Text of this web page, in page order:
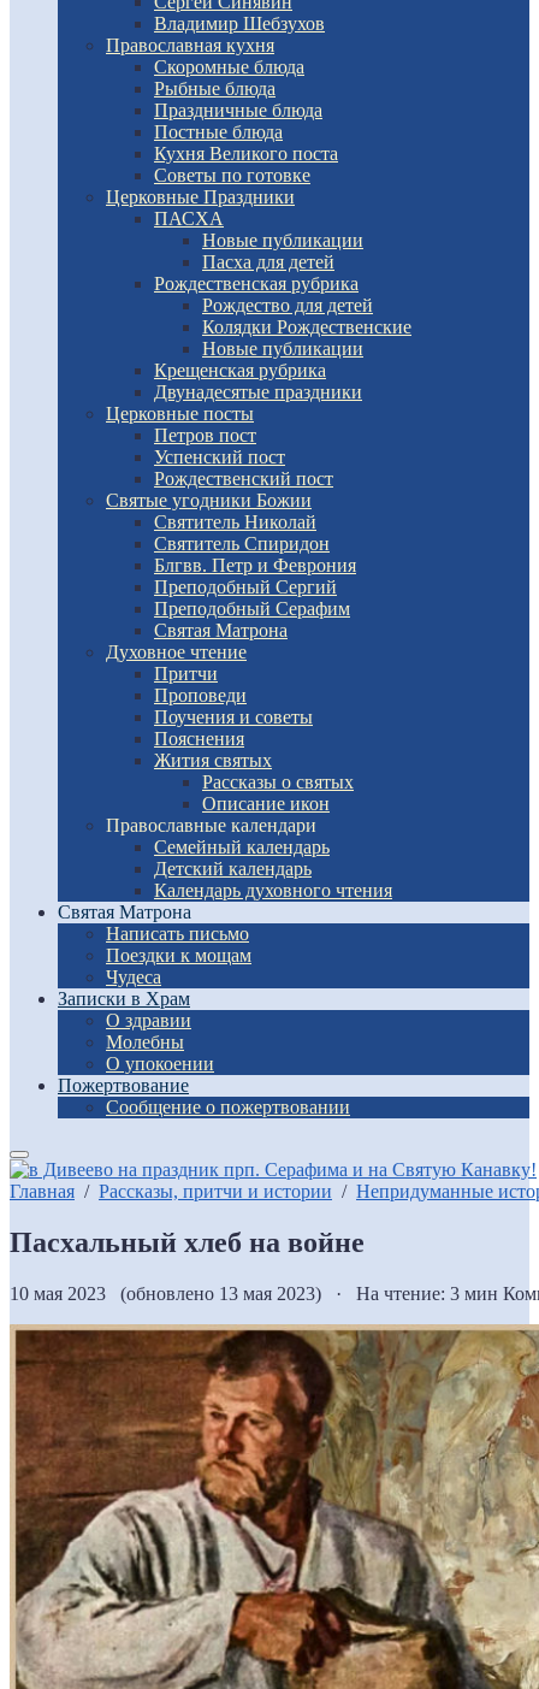
Владимир Шебзухов
Православная кухня
Скоромные блюда
Рыбные блюда
Праздничные блюда
Постные блюда
Кухня Великого поста
Советы по готовке
Церковные Праздники
ПАСХА
Новые публикации
Пасха для детей
Рождественская рубрика
Рождество для детей
Колядки Рождественские
Новые публикации
Крещенская рубрика
Двунадесятые праздники
Церковные посты
Петров пост
Успенский пост
Рождественский пост
Святые угодники Божии
Святитель Николай
Святитель Спиридон
Блгвв. Петр и Феврония
Преподобный Сергий
Преподобный Серафим
Святая Матрона
Духовное чтение
Притчи
Проповеди
Поучения и советы
Пояснения
Жития святых
Рассказы о святых
Описание икон
Православные календари
Семейный календарь
Детский календарь
Календарь духовного чтения
Святая Матрона
Написать письмо
Поездки к мощам
Чудеса
Записки в Храм
О здравии
Молебны
О упокоении
Пожертвование
Сообщение о пожертвовании
Главная / Рассказы, притчи и истории / Непридуманные
Пасхальный хлеб на войне
10 мая 2023 (обновлено 13 мая 2023) · На чтение: 3 мин